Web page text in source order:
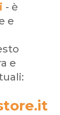
- è
e
e